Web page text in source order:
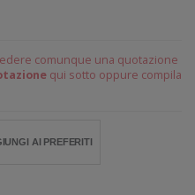
comunque una quotazione
qui sotto oppure compila
AI PREFERITI